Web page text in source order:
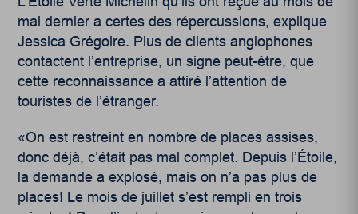
mai dernier a certes des répercussions, explique
Jessica Grégoire. Plus de clients anglophones
contactent l’entreprise, un signe peut-être, que
cette reconnaissance a attiré l’attention de
touristes de l’étranger.
«On est restreint en nombre de places assises,
donc déjà, c’était pas mal complet. Depuis l’Étoile,
la demande a explosé, mais on n’a pas plus de
places! Le mois de juillet s’est rempli en trois